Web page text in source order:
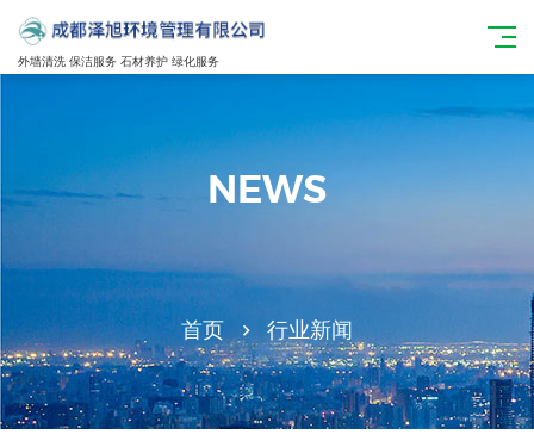
外墙清洗 保洁服务 石材养护 绿化服务
NEWS
首页 行业新闻